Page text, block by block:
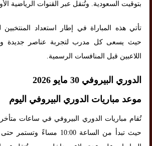
بتوقيت السعودية. وتُنقل عبر القنوات الرياضية
تأتي هذه المباراة في إطار استعداد المنتخبين
حيث يسعى كل مدرب لتجربة عناصر جديدة
اللاعبين قبل المنافسات الرسمية.
الدوري البيروفي 30 مايو 2026
موعد مباريات الدوري البيروفي اليوم
تُقام مباريات الدوري البيروفي في ساعات
حيث تبدأ من الساعة 10:00